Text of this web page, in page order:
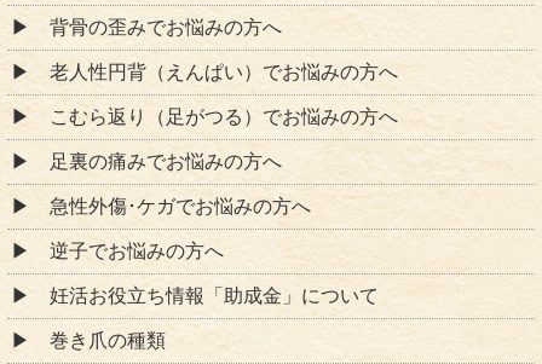
背骨の歪みでお悩みの方へ
老人性円背（えんぱい）でお悩みの方へ
こむら返り（足がつる）でお悩みの方へ
足裏の痛みでお悩みの方へ
急性外傷･ケガでお悩みの方へ
逆子でお悩みの方へ
妊活お役立ち情報「助成金」について
巻き爪の種類